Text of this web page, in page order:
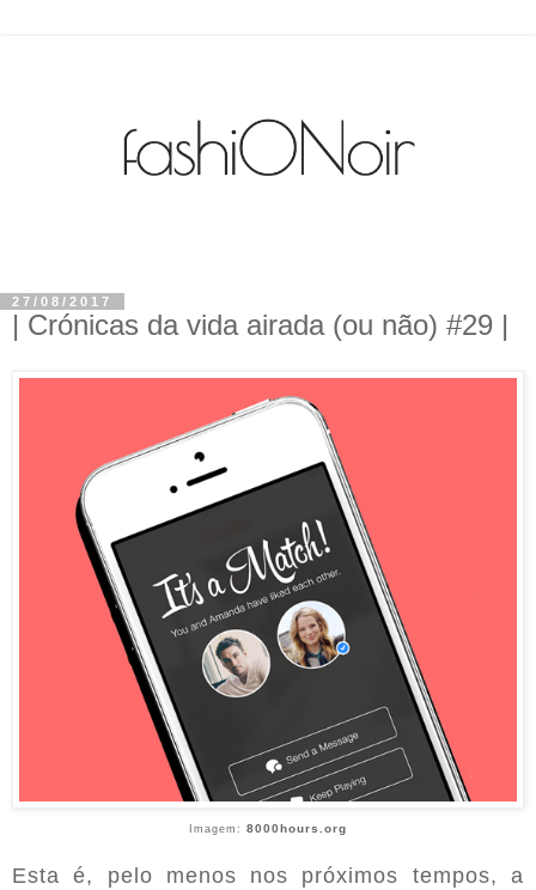
27/08/2017
| Crónicas da vida airada (ou não) #29 |
Imagem: 8000hours.org
Esta é, pelo menos nos próximos tempos, a